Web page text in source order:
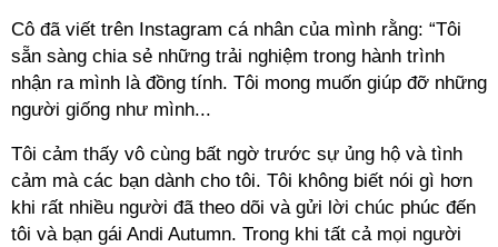
Cô đã viết trên Instagram cá nhân của mình rằng: “Tôi
sẵn sàng chia sẻ những trải nghiệm trong hành trình
nhận ra mình là đồng tính. Tôi mong muốn giúp đỡ những
người giống như mình...
Tôi cảm thấy vô cùng bất ngờ trước sự ủng hộ và tình
cảm mà các bạn dành cho tôi. Tôi không biết nói gì hơn
khi rất nhiều người đã theo dõi và gửi lời chúc phúc đến
tôi và bạn gái Andi Autumn. Trong khi tất cả mọi người